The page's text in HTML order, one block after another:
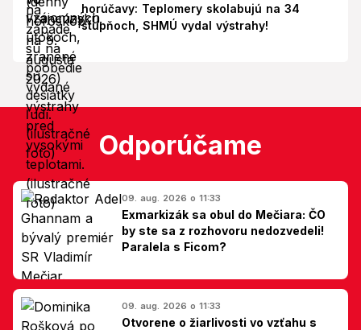
horúčavy: Teplomery skolabujú na 34
stupňoch, SHMÚ vydal výstrahy!
Odporúčame
09. aug. 2026 o 11:33
Exmarkizák sa obul do Mečiara: ČO
by ste sa z rozhovoru nedozvedeli!
Paralela s Ficom?
09. aug. 2026 o 11:33
Otvorene o žiarlivosti vo vzťahu s